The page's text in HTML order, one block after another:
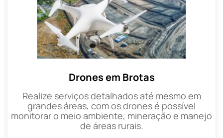
Drones em Brotas
Realize serviços detalhados até mesmo em
grandes áreas, com os drones é possível
monitorar o meio ambiente, mineração e manejo
de áreas rurais.